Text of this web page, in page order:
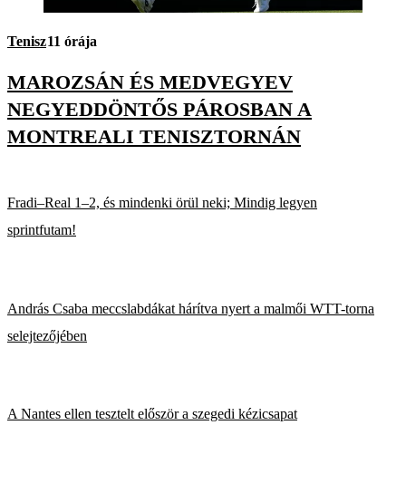
Tenisz11 órája
MAROZSÁN ÉS MEDVEGYEV
NEGYEDDÖNTŐS PÁROSBAN A
MONTREALI TENISZTORNÁN
Fradi–Real 1–2, és mindenki örül neki; Mindig legyen
sprintfutam!
András Csaba meccslabdákat hárítva nyert a malmői WTT-torna
selejtezőjében
A Nantes ellen tesztelt először a szegedi kézicsapat